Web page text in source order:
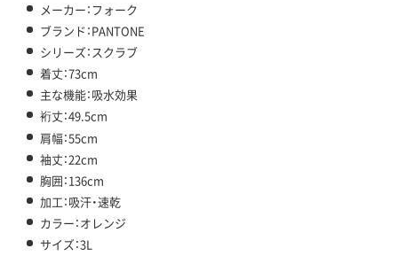
メーカー：フォーク
ブランド：PANTONE
シリーズ：スクラブ
着丈：73cm
主な機能：吸水効果
裄丈：49.5cm
肩幅：55cm
袖丈：22cm
胸囲：136cm
加工：吸汗・速乾
カラー：オレンジ
サイズ：3L